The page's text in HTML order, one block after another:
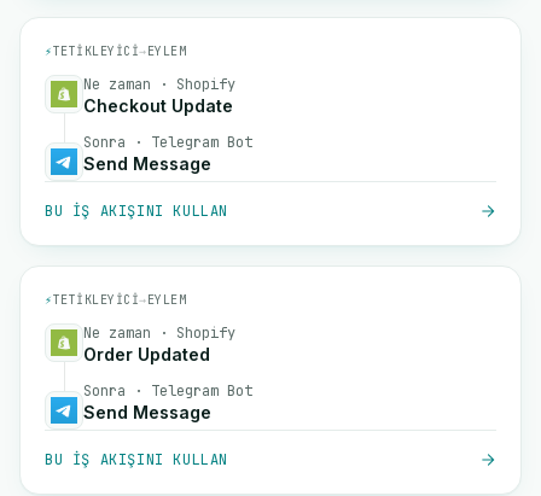
⚡TETIKLEYICI→EYLEM
Ne zaman · Shopify
Checkout Update
Sonra · Telegram Bot
Send Message
BU IŞ AKIŞINI KULLAN
⚡TETIKLEYICI→EYLEM
Ne zaman · Shopify
Order Updated
Sonra · Telegram Bot
Send Message
BU IŞ AKIŞINI KULLAN